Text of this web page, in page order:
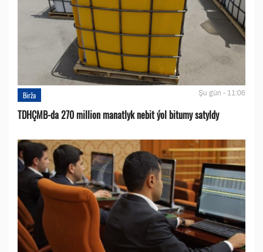
Birža Şu gün - 11:06
TDHÇMB-da 270 million manatlyk nebit ýol bitumy satyldy